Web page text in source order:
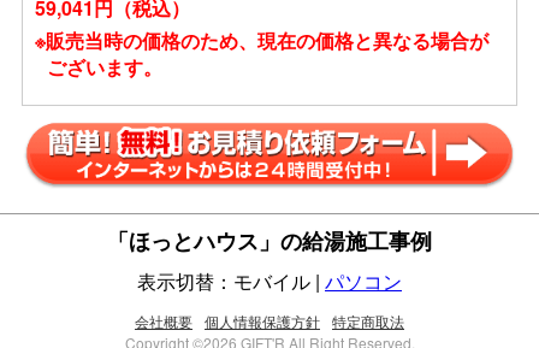
59,041円（税込）
※販売当時の価格のため、現在の価格と異なる場合が
ございます。
「ほっとハウス」の給湯施工事例
表示切替：モバイル | パソコン
会社概要 個人情報保護方針 特定商取法
Copyright ©2026 GIFT'R All Right Reserved.